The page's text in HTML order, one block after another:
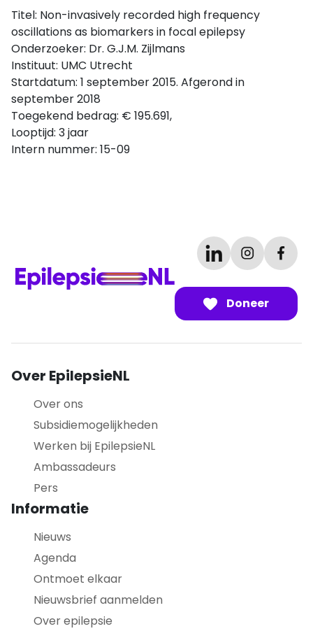
Titel: Non-invasively recorded high frequency
oscillations as biomarkers in focal epilepsy
Onderzoeker: Dr. G.J.M. Zijlmans
Instituut: UMC Utrecht
Startdatum: 1 september 2015. Afgerond in
september 2018
Toegekend bedrag: € 195.691,
Looptijd: 3 jaar
Intern nummer: 15-09
Doneer
Over EpilepsieNL
Over ons
Subsidiemogelijkheden
Werken bij EpilepsieNL
Ambassadeurs
Pers
Informatie
Nieuws
Agenda
Ontmoet elkaar
Nieuwsbrief aanmelden
Over epilepsie